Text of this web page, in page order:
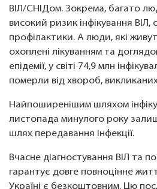
ВІЛ/СНІДом. Зокрема, багато
високий ризик інфікування
профілактики. А люди, які
охоплені лікуванням та
епідемії, у світі 74,9 млн
померли від хвороб,
Найпоширенішим шляхом
листопада минулого року
шлях передавання інфекції.
Вчасне діагностування ВІЛ та
гарантує довге повноцінне
Україні є безкоштовним. Цю